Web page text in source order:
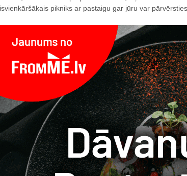
pikniks ar pastaigu gar jūru var